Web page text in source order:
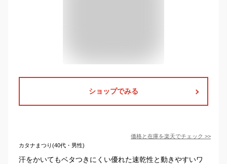
ショップでみる
価格と在庫を楽天でチェック >>
カタナまつり(40代・男性)
汗をかいてもベタつきにくい優れた速乾性と動きやすいワ